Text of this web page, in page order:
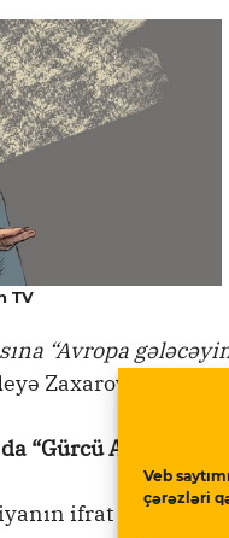
Veb
çərəzləri
TV
“Avropa
Zaxarova
“Gürcü Arzusu”nu
ifrat sağçı